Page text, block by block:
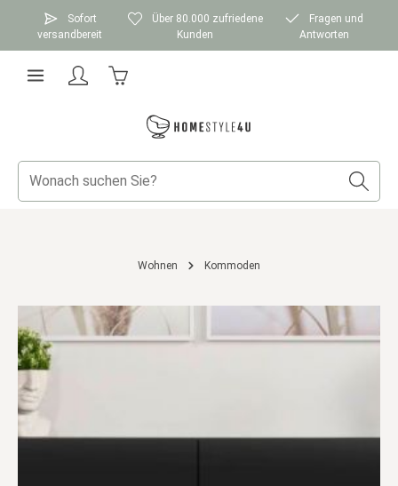
Zum Hauptinhalt springen
Sofort
versandbereit
Über 80.000 zufriedene
Kunden
Fragen und
Antworten
Wohnen Kommoden